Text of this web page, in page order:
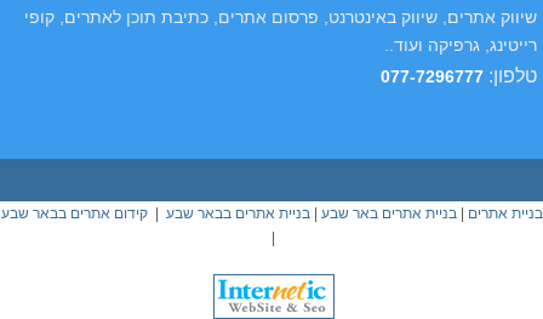
שיווק אתרים, שיווק באינטרנט, פרסום אתרים, כתיבת תוכן לאתרים, קופי
רייטינג, גרפיקה ועוד..
טלפון:
077-7296777
בניית אתרים | בניית אתרים באר שבע | בניית אתרים בבאר שבע |קידום אתרים בבאר שבע
|